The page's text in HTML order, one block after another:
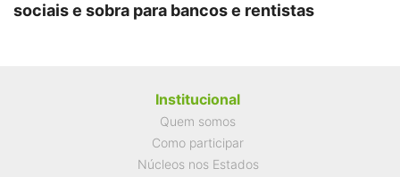
sociais e sobra para bancos e rentistas
Institucional
Quem somos
Como participar
Núcleos nos Estados